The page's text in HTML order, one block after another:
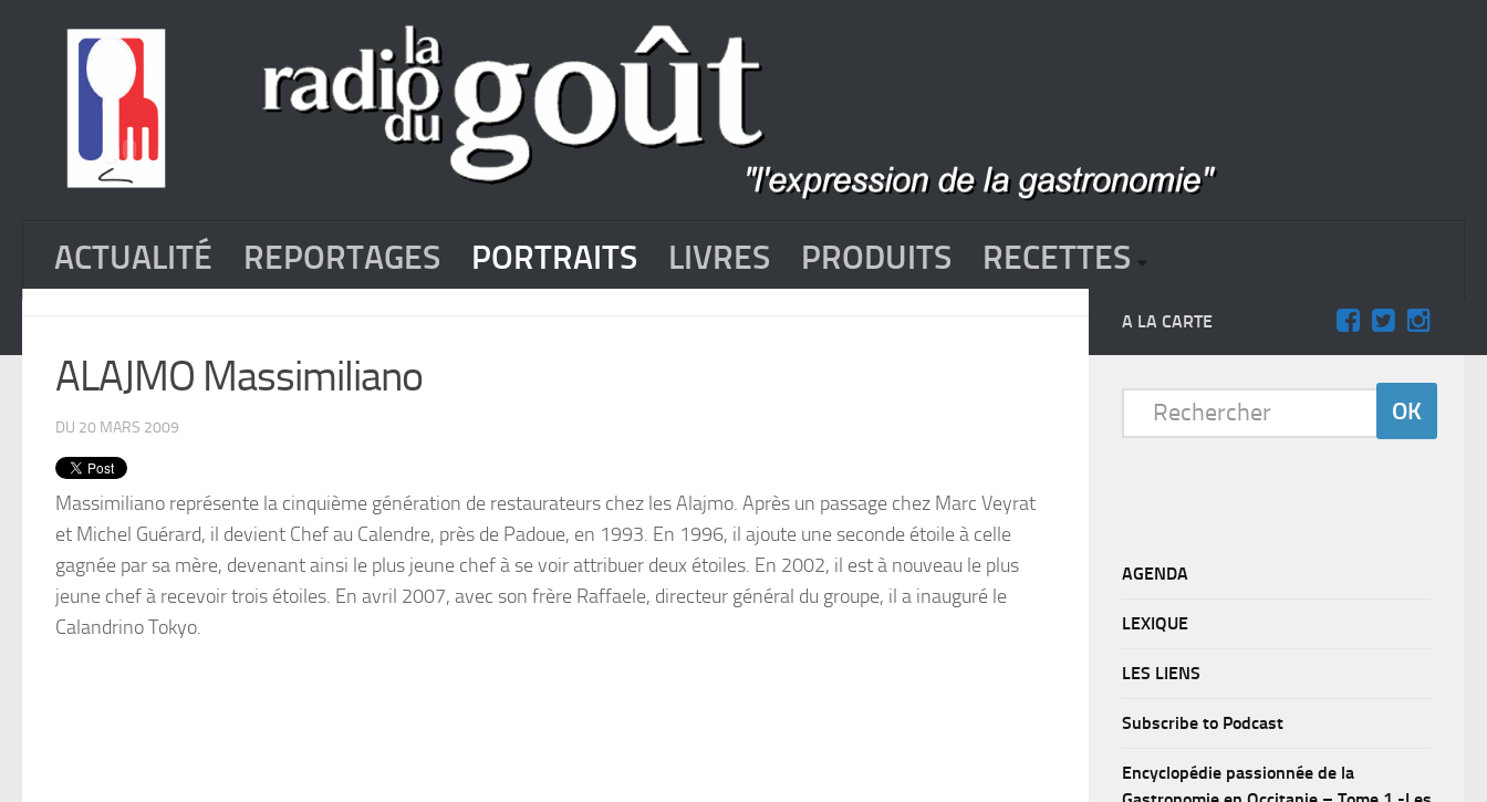
ACTUALITÉ REPORTAGES PORTRAITS LIVRES PRODUITS RECETTES
ALAJMO Massimiliano
DU 20 MARS 2009
Massimiliano représente la cinquième génération de restaurateurs chez les Alajmo. Après un passage chez Marc Veyrat
et Michel Guérard, il devient Chef au Calendre, près de Padoue, en 1993. En 1996, il ajoute une seconde étoile à celle
gagnée par sa mère, devenant ainsi le plus jeune chef à se voir attribuer deux étoiles. En 2002, il est à nouveau le plus
jeune chef à recevoir trois étoiles. En avril 2007, avec son frère Raffaele, directeur général du groupe, il a inauguré le
Calandrino Tokyo.
A LA CARTE
AGENDA
LEXIQUE
LES LIENS
Subscribe to Podcast
Encyclopédie passionnée de la